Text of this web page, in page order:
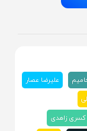
علیرضا عصار
کسری زاهدی